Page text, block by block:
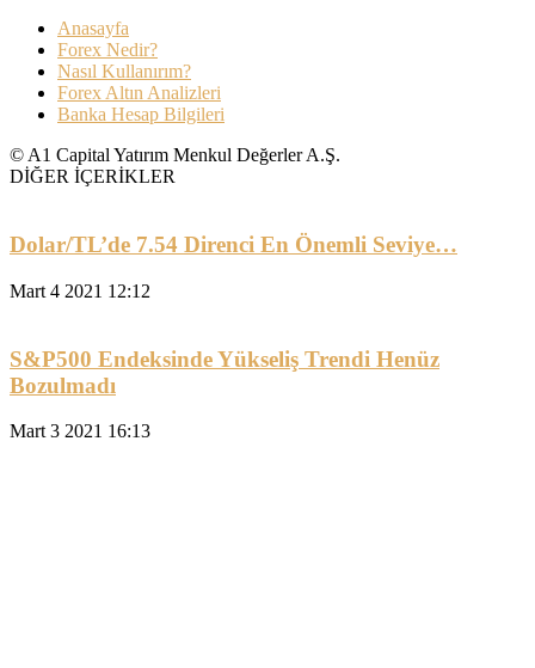
Anasayfa
Forex Nedir?
Nasıl Kullanırım?
Forex Altın Analizleri
Banka Hesap Bilgileri
© A1 Capital Yatırım Menkul Değerler A.Ş.
DİĞER İÇERİKLER
Dolar/TL’de 7.54 Direnci En Önemli Seviye…
Mart 4 2021 12:12
S&P500 Endeksinde Yükseliş Trendi Henüz
Bozulmadı
Mart 3 2021 16:13